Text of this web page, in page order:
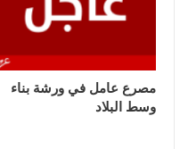
مصرع عامل في ورشة بناء
وسط البلاد